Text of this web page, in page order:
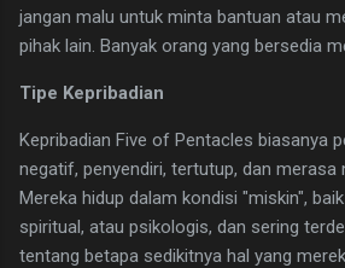
jangan malu untuk minta bantuan atau
pihak lain. Banyak orang yang bersedia
Tipe Kepribadian
Kepribadian Five of Pentacles biasanya
negatif, penyendiri, tertutup, dan merasa
Mereka hidup dalam kondisi "miskin",
spiritual, atau psikologis, dan sering
tentang betapa sedikitnya hal yang